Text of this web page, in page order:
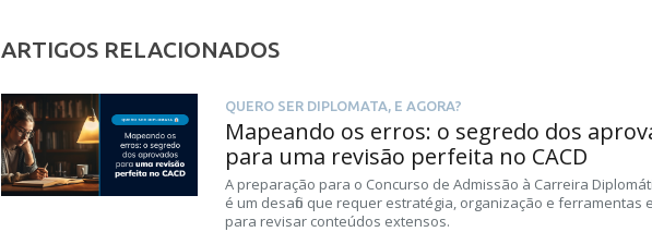
ARTIGOS RELACIONADOS
QUERO SER DIPLOMATA, E AGORA?
Mapeando os erros: o segredo dos
para uma revisão perfeita no CACD
A preparação para o Concurso de Admissão à Carreira
é um desafio que requer estratégia, organização e ferramentas
para revisar conteúdos extensos.